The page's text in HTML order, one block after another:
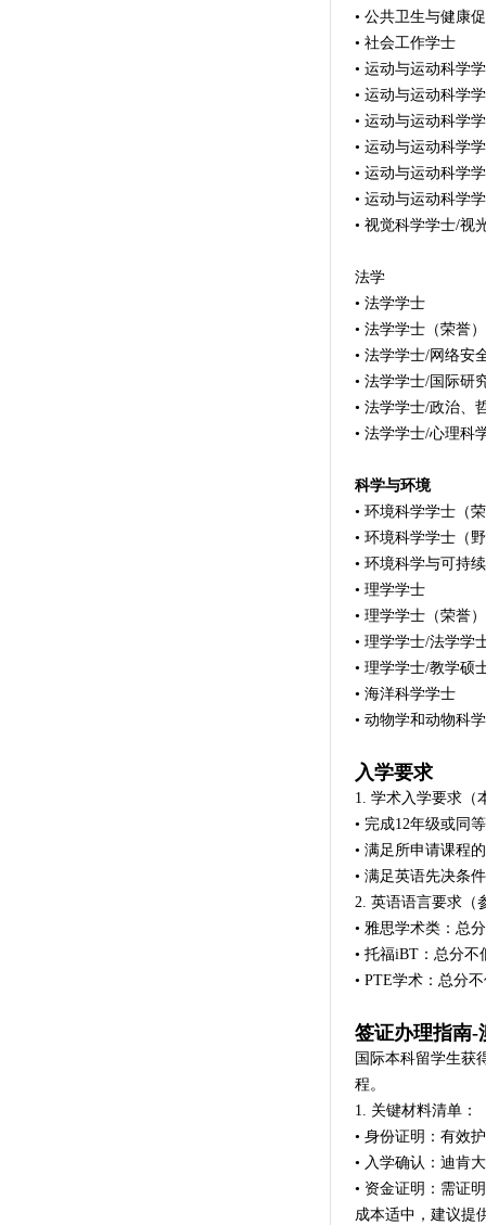
• 公共卫生与健康
• 社会工作学士
• 运动与运动科学
• 运动与运动科学
• 运动与运动科学
• 运动与运动科学
• 运动与运动科学
• 运动与运动科学
• 视觉科学学士/视
法学
• 法学学士
• 法学学士（荣誉）
• 法学学士/网络安
• 法学学士/国际研
• 法学学士/政治、
• 法学学士/心理科
科学与环境
• 环境科学学士（
• 环境科学学士（
• 环境科学与可持
• 理学学士
• 理学学士（荣誉）
• 理学学士/法学学
• 理学学士/教学硕
• 海洋科学学士
• 动物学和动物科
入学要求
1. 学术入学要求（
• 完成12年级或同
• 满足所申请课程
• 满足英语先决条件
2. 英语语言要求（
• 雅思学术类：总
• 托福iBT：总分不
• PTE学术：总分
签证办理指南-
国际本科留学生获
程。
1. 关键材料清单：
• 身份证明：有效
• 入学确认：迪肯
• 资金证明：需证
成本适中，建议提